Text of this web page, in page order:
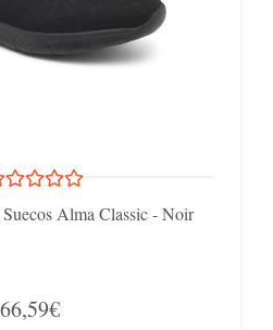
Alma Classic - Noir
66,59€